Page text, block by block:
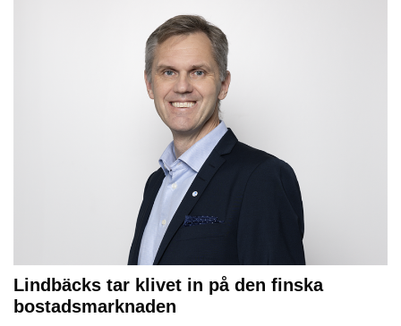
Lindbäcks tar klivet in på den finska
bostadsmarknaden